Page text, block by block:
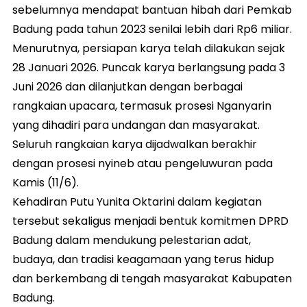
sebelumnya mendapat bantuan hibah dari Pemkab
Badung pada tahun 2023 senilai lebih dari Rp6 miliar.
Menurutnya, persiapan karya telah dilakukan sejak
28 Januari 2026. Puncak karya berlangsung pada 3
Juni 2026 dan dilanjutkan dengan berbagai
rangkaian upacara, termasuk prosesi Nganyarin
yang dihadiri para undangan dan masyarakat.
Seluruh rangkaian karya dijadwalkan berakhir
dengan prosesi nyineb atau pengeluwuran pada
Kamis (11/6).
Kehadiran Putu Yunita Oktarini dalam kegiatan
tersebut sekaligus menjadi bentuk komitmen DPRD
Badung dalam mendukung pelestarian adat,
budaya, dan tradisi keagamaan yang terus hidup
dan berkembang di tengah masyarakat Kabupaten
Badung.